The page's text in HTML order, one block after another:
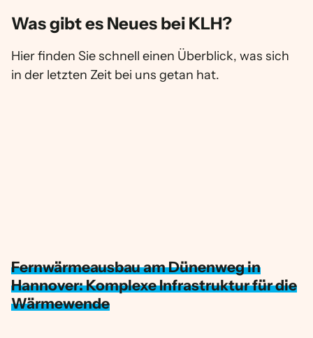
Was gibt es Neues bei KLH?
Hier finden Sie schnell einen Überblick, was sich
in der letzten Zeit bei uns getan hat.
Fernwärmeausbau am Dünenweg in
Hannover: Komplexe Infrastruktur für die
Wärmewende